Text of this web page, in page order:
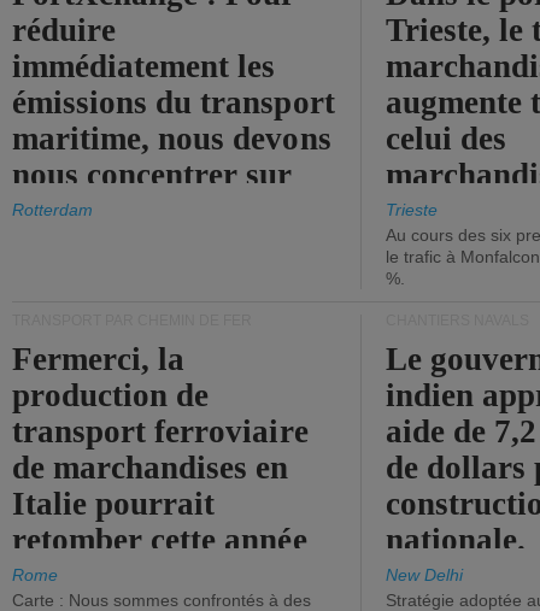
réduire
immédiatement les
émissions du transport
maritime, nous devons
nous concentrer sur
les ports.
Rotterdam
Trieste, le
augmente
celui des
diminue.
Trieste
Au cours des six
le trafic à
%.
Fermerci, la
production de
transport ferroviaire
de marchandises en
Italie pourrait
retomber cette année
aux niveaux de 2015.
Rome
Carte : Nous sommes confrontés à des
Le
indien
aide de
de dollars
nationale.
New Delhi
Stratégie adoptée